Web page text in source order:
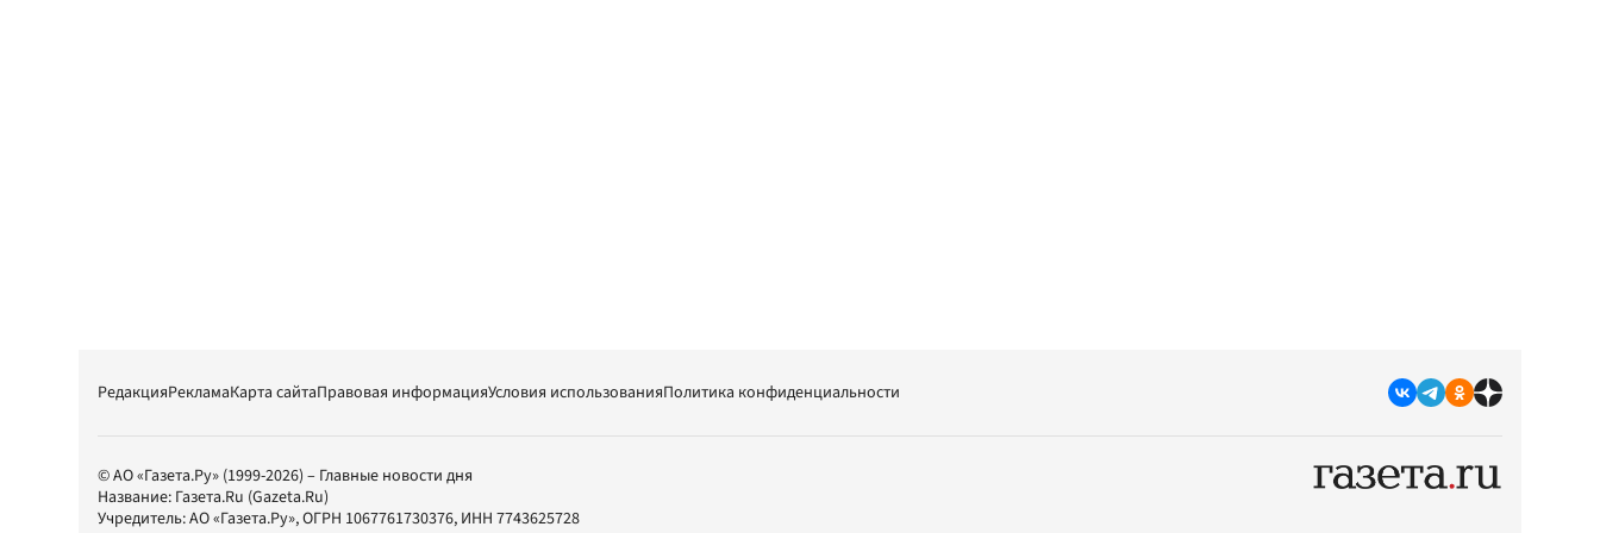
РедакцияРекламаКарта сайтаПравовая информацияУсловия использованияПолитика конфиденциальности
© АО «Газета.Ру» (1999-2026) – Главные новости дня
Название: Газета.Ru (Gazeta.Ru)
Учредитель:АО «Газета.Ру», ОГРН 1067761730376, ИНН 7743625728